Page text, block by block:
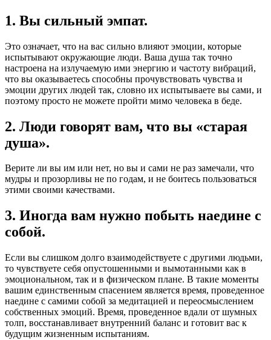
1. Вы сильный эмпат.
Это означает, что на вас сильно влияют эмоции, которые
испытывают окружающие люди. Ваша душа так точно
настроена на излучаемую ими энергию и частоту вибраций,
что вы оказываетесь способны прочувствовать чувства и
эмоции других людей так, словно их испытываете вы сами, и
поэтому просто не можете пройти мимо человека в беде.
2. Люди говорят вам, что вы «старая
душа».
Верите ли вы им или нет, но вы и сами не раз замечали, что
мудры и прозорливы не по годам, и не боитесь пользоваться
этими своими качествами.
3. Иногда вам нужно побыть наедине с
собой.
Если вы слишком долго взаимодействуете с другими людьми,
то чувствуете себя опустошенными и вымотанными как в
эмоциональном, так и в физическом плане. В такие моменты
вашим единственным спасением является время, проведенное
наедине с самими собой за медитацией и переосмыслением
собственных эмоций. Время, проведенное вдали от шумных
толп, восстанавливает внутренний баланс и готовит вас к
будущим жизненным испытаниям.